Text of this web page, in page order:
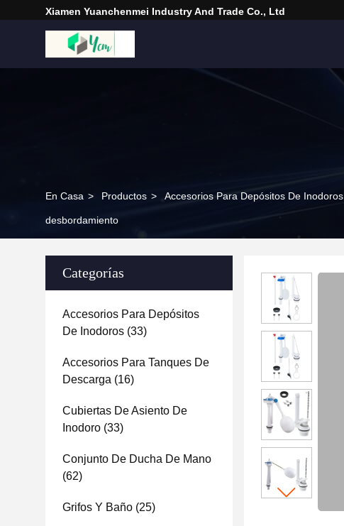
Xiamen Yuanchenmei Industry And Trade Co., Ltd
En Casa > Productos > Accesorios Para Depósitos De Inodoros
desbordamiento
Categorías
Accesorios Para Depósitos
De Inodoros (33)
Accesorios Para Tanques De
Descarga (16)
Cubiertas De Asiento De
Inodoro (33)
Conjunto De Ducha De Mano
(62)
Grifos Y Baño (25)